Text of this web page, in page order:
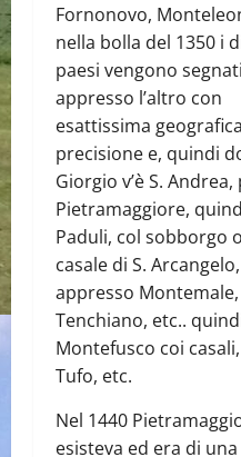
Fornonovo,
nella bolla del 1350 i
paesi vengono
appresso l’altro con
esattissima geografica
precisione e, quindi
Giorgio v’è S. Andrea,
Pietramaggiore,
Paduli, col sobborgo o
casale di S.
appresso Montemale,
Tenchiano, etc..
Montefusco coi
Tufo, etc.
Nel 1440
esisteva ed era di